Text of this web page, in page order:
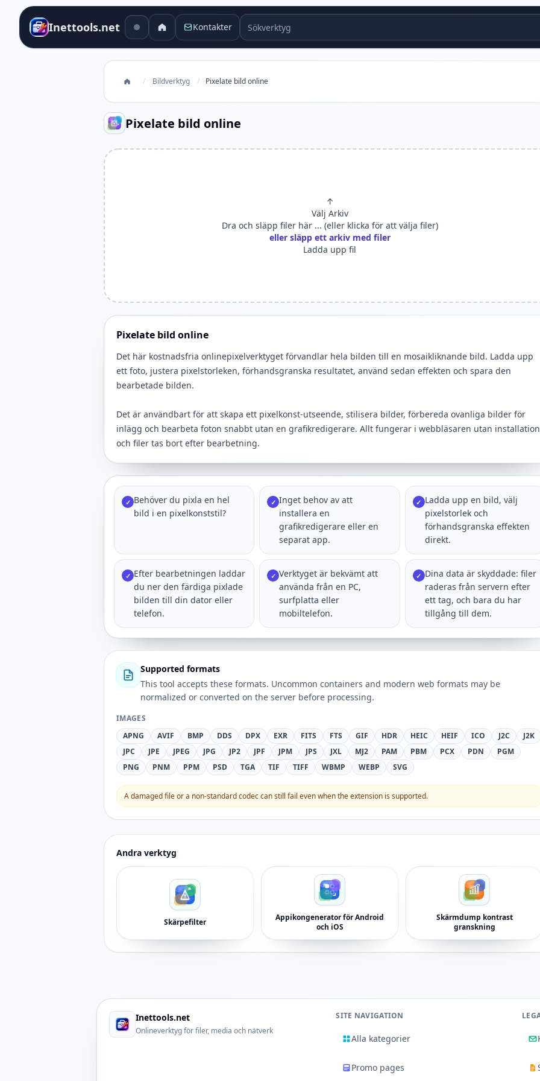
Inettools.net Kontakter Sökverktyg
/ Bildverktyg / Pixelate bild online
Pixelate bild online
↑
Välj Arkiv
Dra och släpp filer här ... (eller klicka för att välja filer)
eller släpp ett arkiv med filer
Ladda upp fil
Pixelate bild online
Det här kostnadsfria onlinepixelverktyget förvandlar hela bilden till en mosaikliknande bild. Ladda upp
ett foto, justera pixelstorleken, förhandsgranska resultatet, använd sedan effekten och spara den
bearbetade bilden.
Det är användbart för att skapa ett pixelkonst-utseende, stilisera bilder, förbereda ovanliga bilder för
inlägg och bearbeta foton snabbt utan en grafikredigerare. Allt fungerar i webbläsaren utan
och filer tas bort efter bearbetning.
✓ Behöver du pixla en hel
bild i en pixelkonststil?
✓ Inget behov av att
installera en
grafikredigerare eller en
separat app.
✓ Ladda upp en bild, välj
pixelstorlek och
förhandsgranska effekten
direkt.
✓ Efter bearbetningen laddar
du ner den färdiga pixlade
bilden till din dator eller
telefon.
✓ Verktyget är bekvämt att
använda från en PC,
surfplatta eller
mobiltelefon.
✓ Dina data är skyddade: filer
raderas från servern efter
ett tag, och bara du har
tillgång till dem.
Supported formats
This tool accepts these formats. Uncommon containers and modern web formats may be
normalized or converted on the server before processing.
IMAGES
APNG
AVIF BMP DDS DPX EXR FITS FTS GIF HDR HEIC HEIF ICO J2C
J2K
JPC
JPE JPEG JPG JP2 JPF JPM JPS JXL MJ2 PAM PBM PCX PDN
PGM
PNG
PNM PPM PSD TGA TIF TIFF WBMP WEBP SVG
A damaged file or a non-standard codec can still fail even when the extension is supported.
Andra verktyg
Skärpefilter
Appikongenerator för Android
och iOS
Skärmdump kontrast
granskning
Inettools.net
Onlineverktyg för filer, media och nätverk
SITE NAVIGATION
Alla kategorier
Promo pages